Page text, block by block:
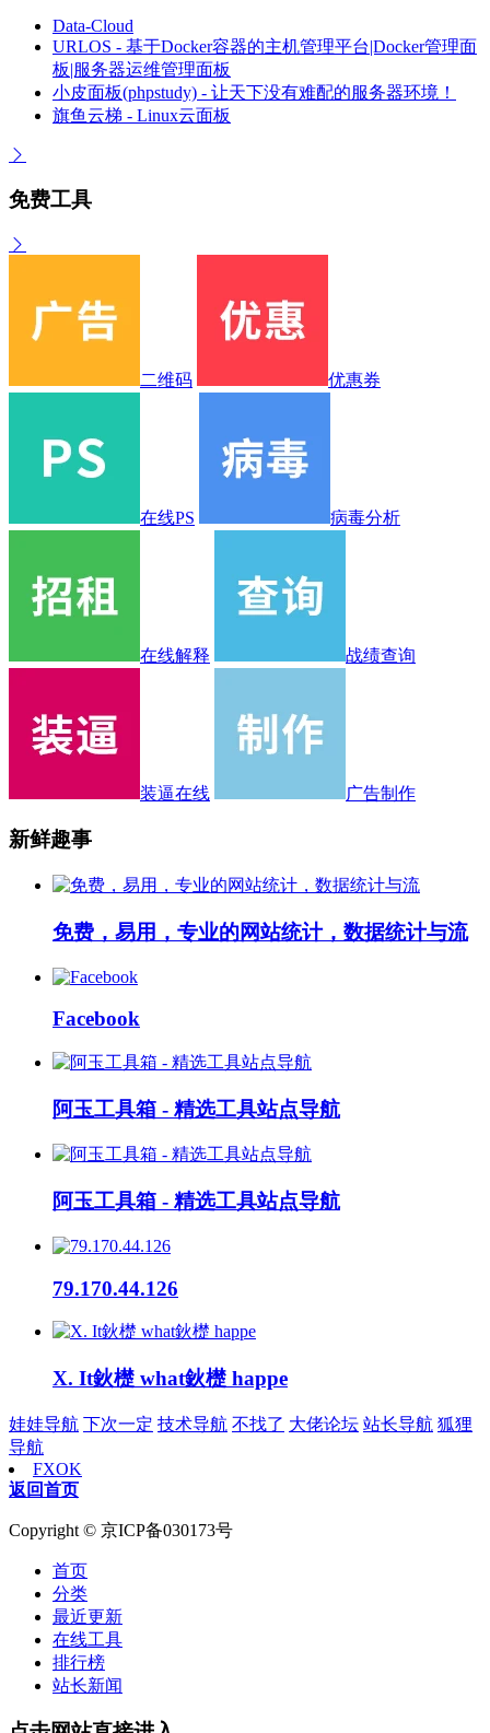
Data-Cloud
URLOS - 基于Docker容器的主机管理平台|Docker管理面
板|服务器运维管理面板
小皮面板(phpstudy) - 让天下没有难配的服务器环境！
旗鱼云梯 - Linux云面板
免费工具
二维码 优惠券
在线PS 病毒分析
在线解释 战绩查询
装逼在线 广告制作
新鲜趣事
免费，易用，专业的网站统计，数据统计与流
Facebook
阿玉工具箱 - 精选工具站点导航
阿玉工具箱 - 精选工具站点导航
79.170.44.126
X. It鈥檚 what鈥檚 happe
娃娃导航 下次一定 技术导航 不找了 大佬论坛 站长导航 狐狸
导航
FXOK
返回首页
Copyright © 京ICP备030173号
首页
分类
最近更新
在线工具
排行榜
站长新闻